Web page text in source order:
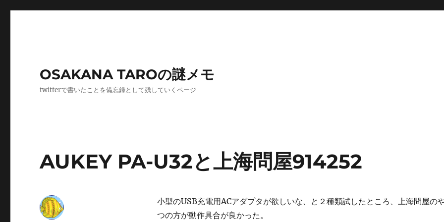
OSAKANA TAROの謎メモ
twitterで書いたことを備忘録として残していくページ
AUKEY PA-U32と上海問屋914252
小型のUSB充電用ACアダプタが欲しいな、と２種類試したところ、上海問屋の
つの方が動作具合が良かった。